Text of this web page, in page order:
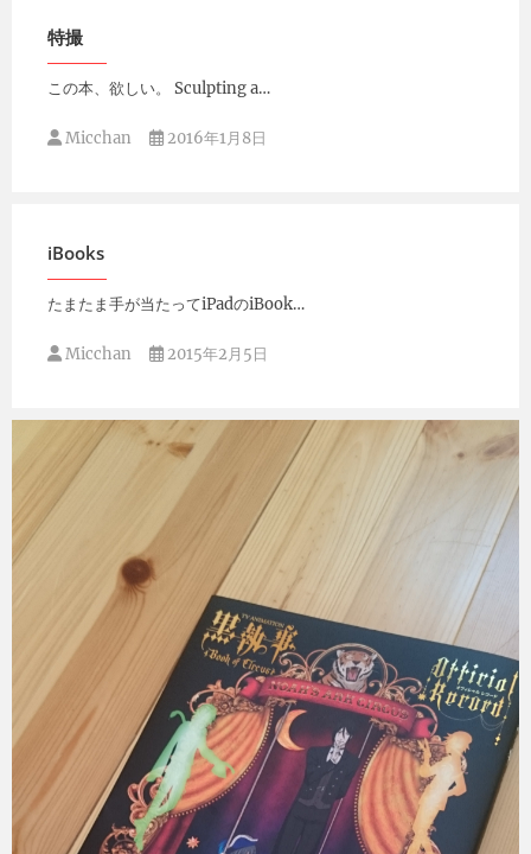
特撮
この本、欲しい。 Sculpting a…
Micchan 2016年1月8日
iBooks
たまたま手が当たってiPadのiBook…
Micchan 2015年2月5日